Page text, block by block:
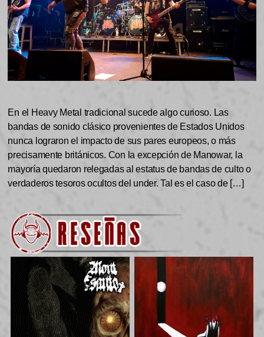
En el Heavy Metal tradicional sucede algo curioso. Las
bandas de sonido clásico provenientes de Estados Unidos
nunca lograron el impacto de sus pares europeos, o más
precisamente británicos. Con la excepción de Manowar, la
mayoría quedaron relegadas al estatus de bandas de culto o
verdaderos tesoros ocultos del under. Tal es el caso de […]